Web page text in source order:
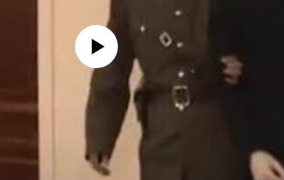
No media source currently available